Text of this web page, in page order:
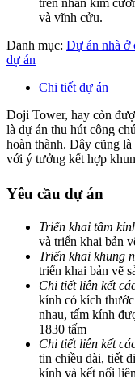
và vĩnh cửu.
Danh mục: Dự án nhà ở
dự án
Chi tiết dự án
Doji Tower, hay còn
là dự án thu hút công
hoàn thành. Đây cũng
với ý tưởng kết hợp
Yêu cầu dự án
Triển khai tấm
và triển khai bản
Triển khai khung
triển khai bản vẽ
Chi tiết liên kết
kính có kích
nhau, tấm kính
1830 tấm
Chi tiết liên kết
tin chiều dài, tiết
kính và kết nối